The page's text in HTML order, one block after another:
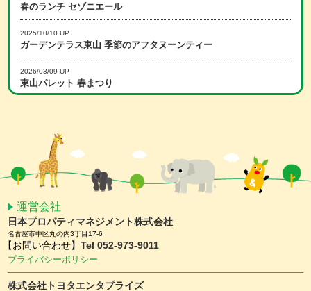
春のランチ セゾニエール
2025/10/10 UP
ガーデンテラス東山 季節のアフタヌーンティー
2026/03/09 UP
東山パレット 春まつり
2026/02/16 UP
スマホアプリ会員限定 ホワイトデーキャンペーン
2026/01/15 UP
スマホアプリ会員限定 バレンタインキャンペーン
2025/11/25 UP
【予約受付中】クリスマスケーキ ＆ おせち
2025/11/10 UP
ガーデンテラス東山 クリスマスディナー
運営会社
日本プロパティマネジメント株式会社
名古屋市中区丸の内3丁目17-6
【お問い合わせ】Tel 052-973-9011
プライバシーポリシー
株式会社トヨタエンタプライズ